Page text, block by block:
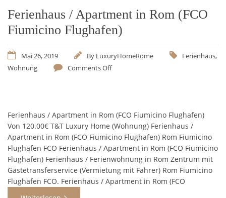
Ferienhaus / Apartment in Rom (FCO
Fiumicino Flughafen)
Mai 26, 2019 By LuxuryHomeRome Ferienhaus,
Wohnung
Comments Off
Ferienhaus / Apartment in Rom (FCO Fiumicino Flughafen)
Von 120.00€ T&T Luxury Home (Wohnung) Ferienhaus /
Apartment in Rom (FCO Fiumicino Flughafen) Rom Fiumicino
Flughafen FCO Ferienhaus / Apartment in Rom (FCO Fiumicino
Flughafen) Ferienhaus / Ferienwohnung in Rom Zentrum mit
Gästetransferservice (Vermietung mit Fahrer) Rom Fiumicino
Flughafen FCO. Ferienhaus / Apartment in Rom (FCO